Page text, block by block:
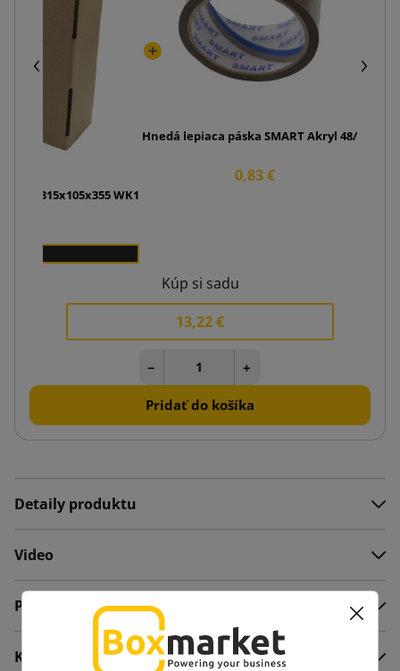
vína 315x105x355 WK1
Hnedá lepiaca páska SMART Akryl 48/50
0,83 €
Kúp si sadu
13,22 €
− +
Pridať do košíka
Detaily produktu
Video
Popis
Komentáre